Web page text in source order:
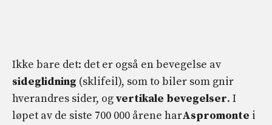
Ikke bare det: det er også en bevegelse av
sideglidning (sklifeil), som to biler som gnir
hverandres sider, ogvertikale bevegelser. I
løpet av de siste 700 000 årene harAspromonte i